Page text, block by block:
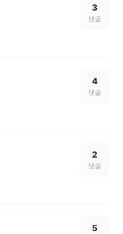
3
댓글
4
댓글
2
댓글
5